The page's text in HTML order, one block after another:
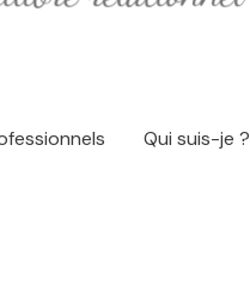
Qui suis-je ?